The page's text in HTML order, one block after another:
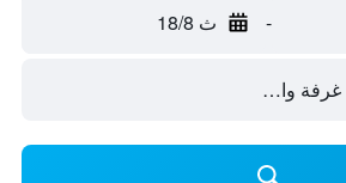
- ث 18/8